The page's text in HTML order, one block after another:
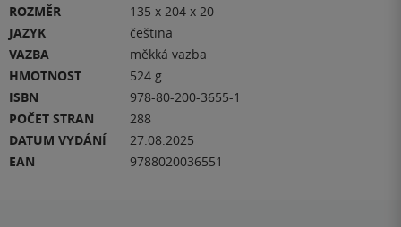
ROZMĚR
135 x 204 x 20
JAZYK
čeština
VAZBA
měkká vazba
HMOTNOST
524 g
ISBN
978-80-200-3655-1
POČET STRAN
288
DATUM VYDÁNÍ
27.08.2025
EAN
9788020036551